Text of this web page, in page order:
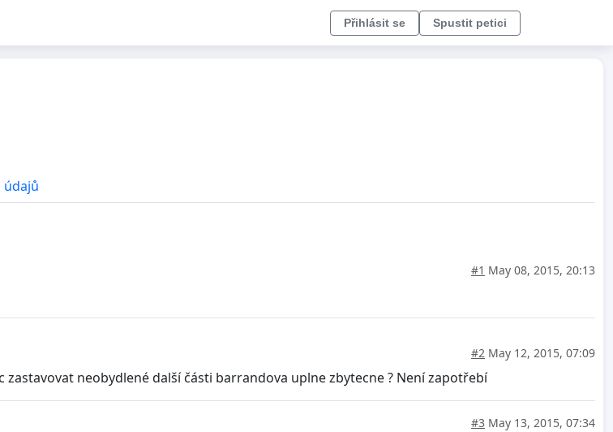
Přihlásit se Spustit petici
údajů
#1 May 08, 2015, 20:13
#2 May 12, 2015, 07:09
neobydlené další části barrandova uplne zbytecne ? Není zapotřebí
#3 May 13, 2015, 07:34